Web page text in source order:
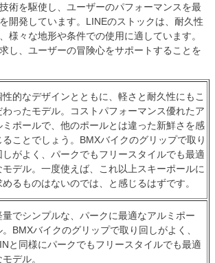
術を駆使し、ユーザーのパフォーマンスを最
開発しています。LINEのストックは、耐久性
様々な地形や条件での使用に適しています。
し、ユーザーの冒険心をサポートすることを
性的なデザインとともに、軽さと耐久性にもこ
わったモデル。コストパフォーマンス優れたア
ミポールで、他のポールとは違った新鮮さを感
ることでしょう。BMXバイクのグリップで取り
しがよく、パークでもフリースタイルでも最適
モデル。一度使えば、これ以上スキーポールに
めるものはないのでは、と感じるはずです。
量でシンプルな、パークに最適なアルミポー
。BMXバイクのグリップで取り回しがよく、
と同様にパークでもフリースタイルでも最適
モデル。